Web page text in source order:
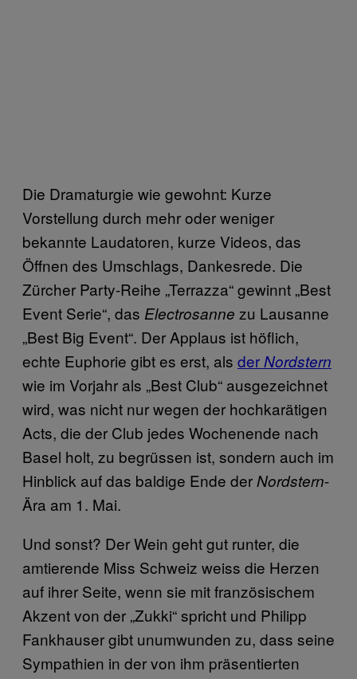
Die Dramaturgie wie gewohnt: Kurze
Vorstellung durch mehr oder weniger
bekannte Laudatoren, kurze Videos, das
Öffnen des Umschlags, Dankesrede. Die
Zürcher Party-Reihe „Terrazza“ gewinnt „Best
Event Serie“, das Electrosanne zu Lausanne
„Best Big Event“. Der Applaus ist höflich,
echte Euphorie gibt es erst, als derNordstern
wie im Vorjahr als „Best Club“ ausgezeichnet
wird, was nicht nur wegen der hochkarätigen
Acts, die der Club jedes Wochenende nach
Basel holt, zu begrüssen ist, sondern auch im
Hinblick auf das baldige Ende derNordstern-
Ära am 1. Mai.
Und sonst? Der Wein geht gut runter, die
amtierende Miss Schweiz weiss die Herzen
auf ihrer Seite, wenn sie mit französischem
Akzent von der „Zukki“ spricht und Philipp
Fankhauser gibt unumwunden zu, dass seine
Sympathien in der von ihm präsentierten